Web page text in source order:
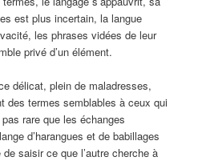
est plus incertain, la langue
les phrases vidées de leur
privé d’un élément.
délicat, plein de maladresses,
des termes semblables à ceux qui
rare que les échanges
d’harangues et de babillages
saisir ce que l’autre cherche à